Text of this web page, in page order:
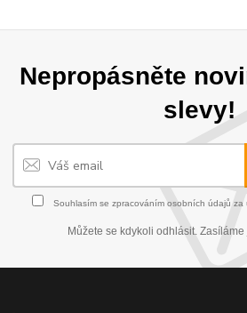
Nepropásněte
slevy!
Souhlasím se zpracováním osobních údajů za
Můžete se kdykoli odhlásit.